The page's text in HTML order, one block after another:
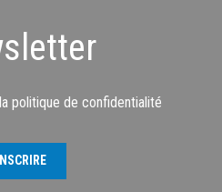
la politique de confidentialité